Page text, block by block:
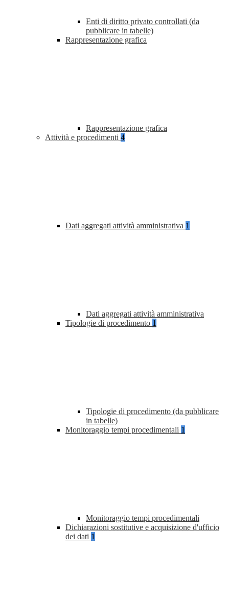
Enti di diritto privato controllati (da
pubblicare in tabelle)
Rappresentazione grafica
Rappresentazione grafica
Attività e procedimenti 4
Dati aggregati attività amministrativa 1
Dati aggregati attività amministrativa
Tipologie di procedimento 1
Tipologie di procedimento (da pubblicare
in tabelle)
Monitoraggio tempi procedimentali 1
Monitoraggio tempi procedimentali
Dichiarazioni sostitutive e acquisizione d'ufficio
dei dati 1